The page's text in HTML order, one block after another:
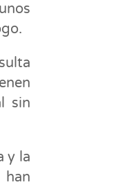
sin
y la
han